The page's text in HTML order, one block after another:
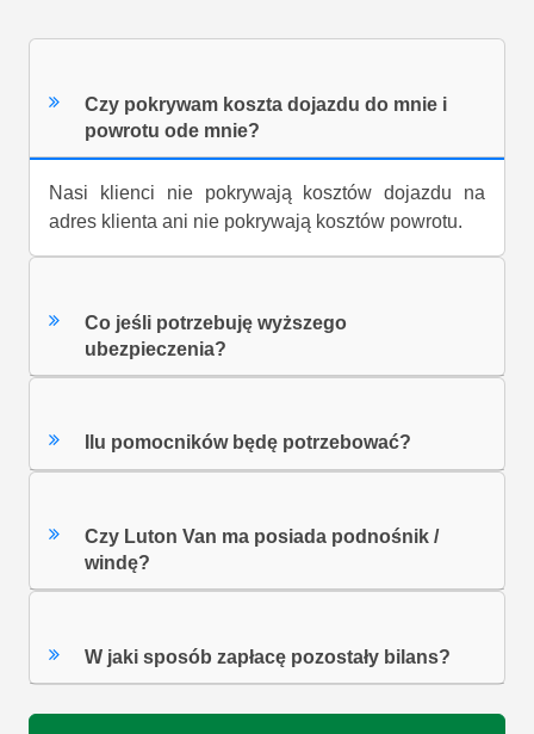
Czy pokrywam koszta dojazdu do mnie i
powrotu ode mnie?
Nasi klienci nie pokrywają kosztów dojazdu na
adres klienta ani nie pokrywają kosztów powrotu.
Co jeśli potrzebuję wyższego
ubezpieczenia?
Ilu pomocników będę potrzebować?
Czy Luton Van ma posiada podnośnik /
windę?
W jaki sposób zapłacę pozostały bilans?